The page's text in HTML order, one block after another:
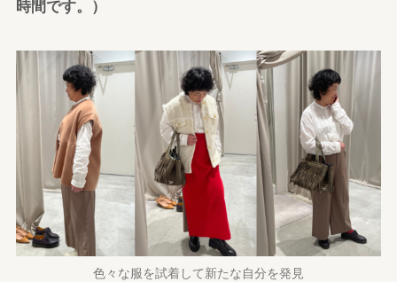
時間です。）
色々な服を試着して新たな自分を発見